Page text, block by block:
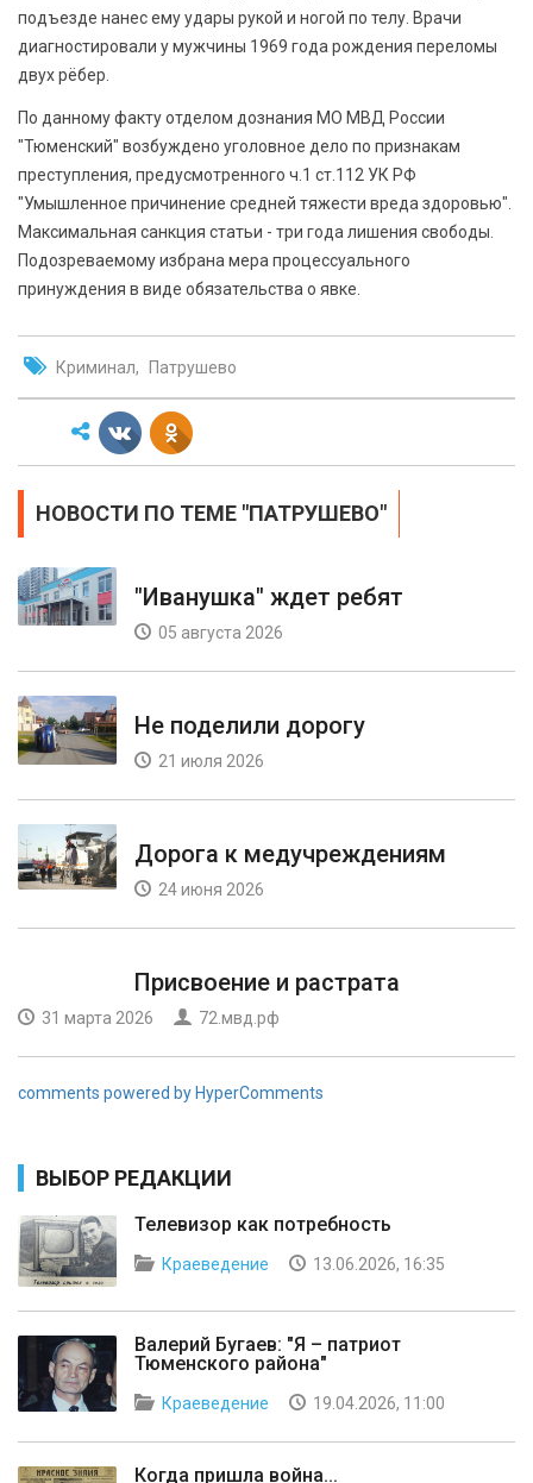
подъезде нанес ему удары рукой и ногой по телу. Врачи
диагностировали у мужчины 1969 года рождения переломы
двух рёбер.
По данному факту отделом дознания МО МВД России
"Тюменский" возбуждено уголовное дело по признакам
преступления, предусмотренного ч.1 ст.112 УК РФ
"Умышленное причинение средней тяжести вреда здоровью".
Максимальная санкция статьи - три года лишения свободы.
Подозреваемому избрана мера процессуального
принуждения в виде обязательства о явке.
Криминал Патрушево
НОВОСТИ ПО ТЕМЕ "ПАТРУШЕВО"
"Иванушка" ждет ребят
05 августа 2026
Не поделили дорогу
21 июля 2026
Дорога к медучреждениям
24 июня 2026
Присвоение и растрата
31 марта 2026 72.мвд.рф
comments powered by HyperComments
ВЫБОР РЕДАКЦИИ
Телевизор как потребность
Краеведение 13.06.2026, 16:35
Валерий Бугаев: "Я – патриот
Тюменского района"
Краеведение 19.04.2026, 11:00
Когда пришла война...